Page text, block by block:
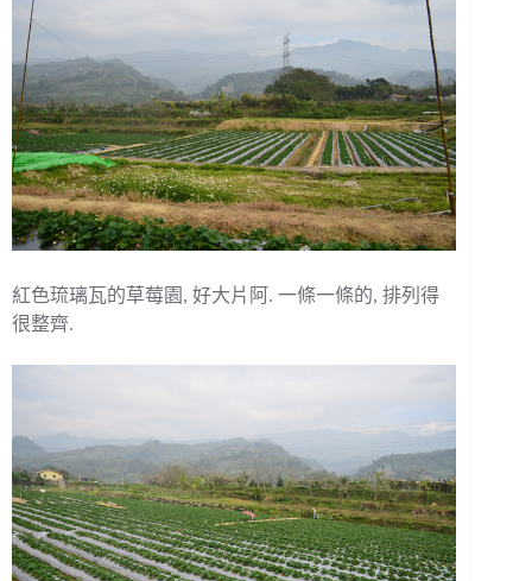
紅色琉璃瓦的草莓園, 好大片阿. 一條一條的, 排列得
很整齊.